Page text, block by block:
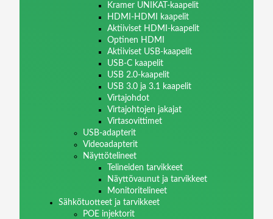
Kramer UNIKAT-kaapelit
HDMI-HDMI kaapelit
Aktiiviset HDMI-kaapelit
Optinen HDMI
Aktiiviset USB-kaapelit
USB-C kaapelit
USB 2.0-kaapelit
USB 3.0 ja 3.1 kaapelit
Virtajohdot
Virtajohtojen jakajat
Virtasovittimet
USB-adapterit
Videoadapterit
Näyttötelineet
Telineiden tarvikkeet
Näyttövaunut ja tarvikkeet
Monitoritelineet
Sähkötuotteet ja tarvikkeet
POE injektorit